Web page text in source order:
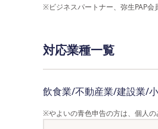
※ビジネスパートナー、弥生PAP会
対応業種一覧
飲食業/不動産業/建設業/
※やよいの青色申告の方は、個人の